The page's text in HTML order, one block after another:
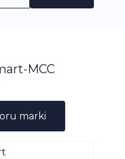
MCC
marki